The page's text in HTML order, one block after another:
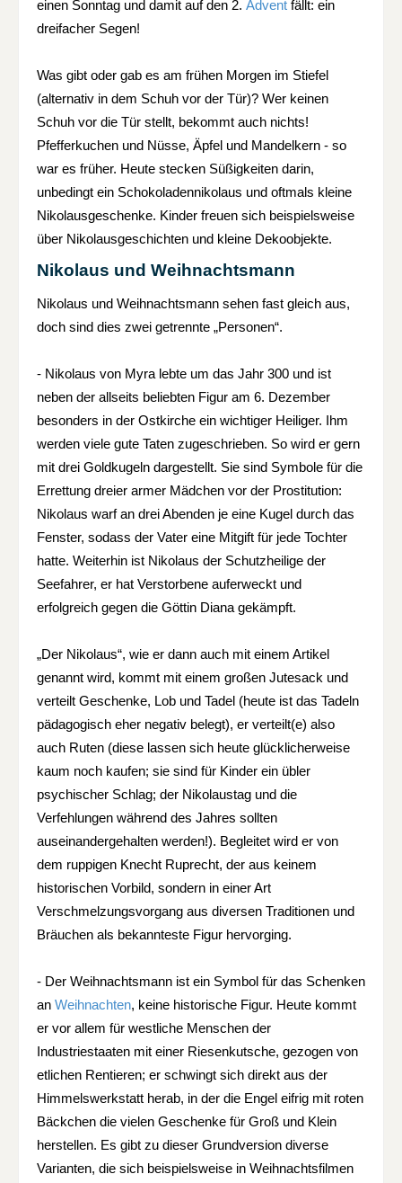
einen Sonntag und damit auf den 2. Advent fällt: ein
dreifacher Segen!
Was gibt oder gab es am frühen Morgen im Stiefel
(alternativ in dem Schuh vor der Tür)? Wer keinen
Schuh vor die Tür stellt, bekommt auch nichts!
Pfefferkuchen und Nüsse, Äpfel und Mandelkern - so
war es früher. Heute stecken Süßigkeiten darin,
unbedingt ein Schokoladennikolaus und oftmals kleine
Nikolausgeschenke. Kinder freuen sich beispielsweise
über Nikolausgeschichten und kleine Dekoobjekte.
Nikolaus und Weihnachtsmann
Nikolaus und Weihnachtsmann sehen fast gleich aus,
doch sind dies zwei getrennte „Personen“.
- Nikolaus von Myra lebte um das Jahr 300 und ist
neben der allseits beliebten Figur am 6. Dezember
besonders in der Ostkirche ein wichtiger Heiliger. Ihm
werden viele gute Taten zugeschrieben. So wird er gern
mit drei Goldkugeln dargestellt. Sie sind Symbole für die
Errettung dreier armer Mädchen vor der Prostitution:
Nikolaus warf an drei Abenden je eine Kugel durch das
Fenster, sodass der Vater eine Mitgift für jede Tochter
hatte. Weiterhin ist Nikolaus der Schutzheilige der
Seefahrer, er hat Verstorbene auferweckt und
erfolgreich gegen die Göttin Diana gekämpft.
„Der Nikolaus“, wie er dann auch mit einem Artikel
genannt wird, kommt mit einem großen Jutesack und
verteilt Geschenke, Lob und Tadel (heute ist das Tadeln
pädagogisch eher negativ belegt), er verteilt(e) also
auch Ruten (diese lassen sich heute glücklicherweise
kaum noch kaufen; sie sind für Kinder ein übler
psychischer Schlag; der Nikolaustag und die
Verfehlungen während des Jahres sollten
auseinandergehalten werden!). Begleitet wird er von
dem ruppigen Knecht Ruprecht, der aus keinem
historischen Vorbild, sondern in einer Art
Verschmelzungsvorgang aus diversen Traditionen und
Bräuchen als bekannteste Figur hervorging.
- Der Weihnachtsmann ist ein Symbol für das Schenken
an Weihnachten, keine historische Figur. Heute kommt
er vor allem für westliche Menschen der
Industriestaaten mit einer Riesenkutsche, gezogen von
etlichen Rentieren; er schwingt sich direkt aus der
Himmelswerkstatt herab, in der die Engel eifrig mit roten
Bäckchen die vielen Geschenke für Groß und Klein
herstellen. Es gibt zu dieser Grundversion diverse
Varianten, die sich beispielsweise in Weihnachtsfilmen